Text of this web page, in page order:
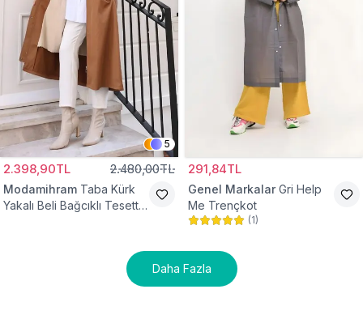
5
2.398,90TL 2.480,00TL
Modamihram Taba Kürk
Yakalı Beli Bağcıklı Tesettür
291,84TL
Genel Markalar Gri Help
Me Trençkot
(1)
Daha Fazla